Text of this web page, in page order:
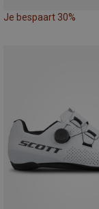
Je bespaart 30%